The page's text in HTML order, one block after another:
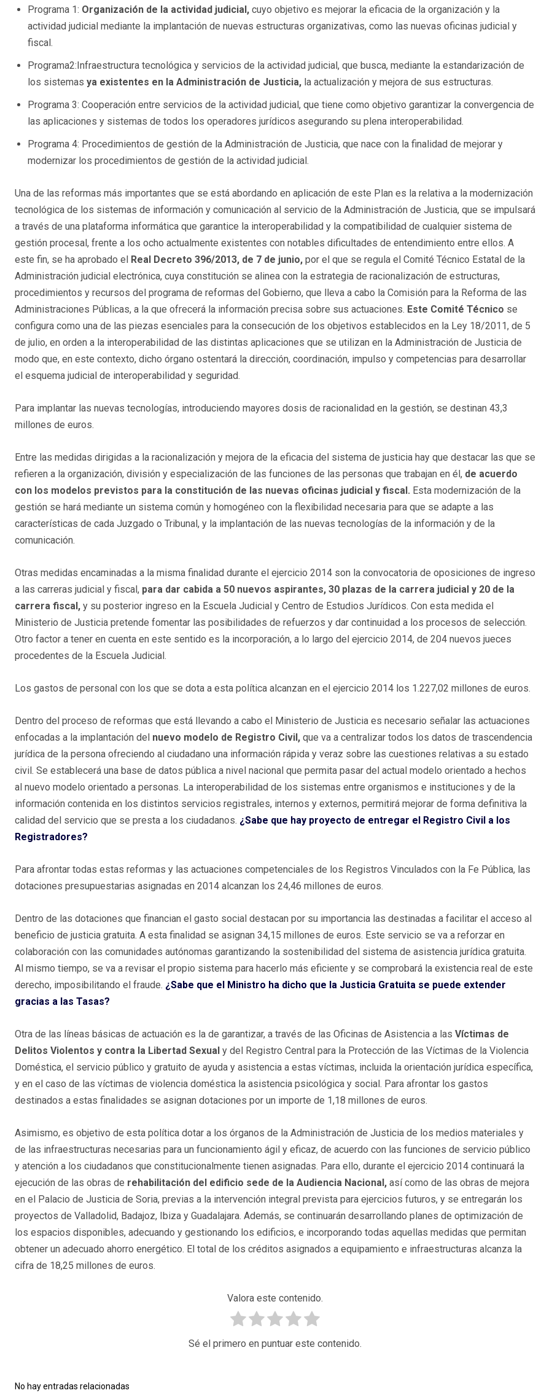
Programa 1: Organización de la actividad judicial, cuyo objetivo es mejorar la eficacia de la organización y la
actividad judicial mediante la implantación de nuevas estructuras organizativas, como las nuevas oficinas judicial y
fiscal.
Programa2:Infraestructura tecnológica y servicios de la actividad judicial, que busca, mediante la estandarización de
los sistemas ya existentes en la Administración de Justicia, la actualización y mejora de sus estructuras.
Programa 3: Cooperación entre servicios de la actividad judicial, que tiene como objetivo garantizar la convergencia de
las aplicaciones y sistemas de todos los operadores jurídicos asegurando su plena interoperabilidad.
Programa 4: Procedimientos de gestión de la Administración de Justicia, que nace con la finalidad de mejorar y
modernizar los procedimientos de gestión de la actividad judicial.
Una de las reformas más importantes que se está abordando en aplicación de este Plan es la relativa a la modernización
tecnológica de los sistemas de información y comunicación al servicio de la Administración de Justicia, que se impulsará
a través de una plataforma informática que garantice la interoperabilidad y la compatibilidad de cualquier sistema de
gestión procesal, frente a los ocho actualmente existentes con notables dificultades de entendimiento entre ellos. A
este fin, se ha aprobado el
Real Decreto 396/2013, de 7 de junio, por el que se regula el Comité Técnico Estatal de la
Administración judicial electrónica, cuya constitución se alinea con la estrategia de racionalización de estructuras,
procedimientos y recursos del programa de reformas del Gobierno, que lleva a cabo la Comisión para la Reforma de las
Administraciones Públicas, a la que ofrecerá la información precisa sobre sus actuaciones. Este Comité Técnico se
configura como una de las piezas esenciales para la consecución de los objetivos establecidos en la Ley 18/2011, de 5
de julio, en orden a la interoperabilidad de las distintas aplicaciones que se utilizan en la Administración de Justicia de
modo que, en este contexto, dicho órgano ostentará la dirección, coordinación, impulso y competencias para desarrollar
el esquema judicial de interoperabilidad y seguridad.
Para implantar las nuevas tecnologías, introduciendo mayores dosis de racionalidad en la gestión, se destinan 43,3
millones de euros.
Entre las medidas dirigidas a la racionalización y mejora de la eficacia del sistema de justicia hay que destacar las que se
refieren a la organización, división y especialización de las funciones de las personas que trabajan en él, de acuerdo
con los modelos previstos para la constitución de las nuevas oficinas judicial y fiscal. Esta modernización de la
gestión se hará mediante un sistema común y homogéneo con la flexibilidad necesaria para que se adapte a las
características de cada Juzgado o Tribunal, y la implantación de las nuevas tecnologías de la información y de la
comunicación.
Otras medidas encaminadas a la misma finalidad durante el ejercicio 2014 son la convocatoria de oposiciones de ingreso
a las carreras judicial y fiscal, para dar cabida a 50 nuevos aspirantes, 30 plazas de la carrera judicial y 20 de la
carrera fiscal, y su posterior ingreso en la Escuela Judicial y Centro de Estudios Jurídicos. Con esta medida el
Ministerio de Justicia pretende fomentar las posibilidades de refuerzos y dar continuidad a los procesos de selección.
Otro factor a tener en cuenta en este sentido es la incorporación, a lo largo del ejercicio 2014, de 204 nuevos jueces
procedentes de la Escuela Judicial.
Los gastos de personal con los que se dota a esta política alcanzan en el ejercicio 2014 los 1.227,02 millones de euros.
Dentro del proceso de reformas que está llevando a cabo el Ministerio de Justicia es necesario señalar las actuaciones
enfocadas a la implantación del nuevo modelo de Registro Civil, que va a centralizar todos los datos de trascendencia
jurídica de la persona ofreciendo al ciudadano una información rápida y veraz sobre las cuestiones relativas a su estado
civil. Se establecerá una base de datos pública a nivel nacional que permita pasar del actual modelo orientado a hechos
al nuevo modelo orientado a personas. La interoperabilidad de los sistemas entre organismos e instituciones y de la
información contenida en los distintos servicios registrales, internos y externos, permitirá mejorar de forma definitiva la
calidad del servicio que se presta a los ciudadanos. ¿Sabe que hay proyecto de entregar el Registro Civil a los
Registradores?
Para afrontar todas estas reformas y las actuaciones competenciales de los Registros Vinculados con la Fe Pública, las
dotaciones presupuestarias asignadas en 2014 alcanzan los 24,46 millones de euros.
Dentro de las dotaciones que financian el gasto social destacan por su importancia las destinadas a facilitar el acceso al
beneficio de justicia gratuita. A esta finalidad se asignan 34,15 millones de euros. Este servicio se va a reforzar en
colaboración con las comunidades autónomas garantizando la sostenibilidad del sistema de asistencia jurídica gratuita.
Al mismo tiempo, se va a revisar el propio sistema para hacerlo más eficiente y se comprobará la existencia real de este
derecho, imposibilitando el fraude. ¿Sabe que el Ministro ha dicho que la Justicia Gratuita se puede extender
gracias a las Tasas?
Otra de las líneas básicas de actuación es la de garantizar, a través de las Oficinas de Asistencia a las Víctimas de
Delitos Violentos y contra la Libertad Sexual y del Registro Central para la Protección de las Víctimas de la Violencia
Doméstica, el servicio público y gratuito de ayuda y asistencia a estas víctimas, incluida la orientación jurídica específica,
y en el caso de las víctimas de violencia doméstica la asistencia psicológica y social. Para afrontar los gastos
destinados a estas finalidades se asignan dotaciones por un importe de 1,18 millones de euros.
Asimismo, es objetivo de esta política dotar a los órganos de la Administración de Justicia de los medios materiales y
de las infraestructuras necesarias para un funcionamiento ágil y eficaz, de acuerdo con las funciones de servicio público
y atención a los ciudadanos que constitucionalmente tienen asignadas. Para ello, durante el ejercicio 2014 continuará la
ejecución de las obras de rehabilitación del edificio sede de la Audiencia Nacional, así como de las obras de mejora
en el Palacio de Justicia de Soria, previas a la intervención integral prevista para ejercicios futuros, y se entregarán los
proyectos de Valladolid, Badajoz, Ibiza y Guadalajara. Además, se continuarán desarrollando planes de optimización de
los espacios disponibles, adecuando y gestionando los edificios, e incorporando todas aquellas medidas que permitan
obtener un adecuado ahorro energético. El total de los créditos asignados a equipamiento e infraestructuras alcanza la
cifra de 18,25 millones de euros.
Valora este contenido.
Sé el primero en puntuar este contenido.
No hay entradas relacionadas